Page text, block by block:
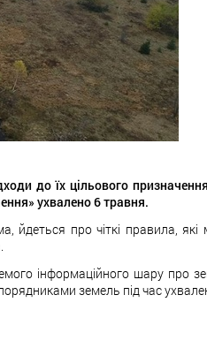
до їх цільового
ухвалено 6 травня.
про чіткі правила, які
інформаційного шару про
земель під час